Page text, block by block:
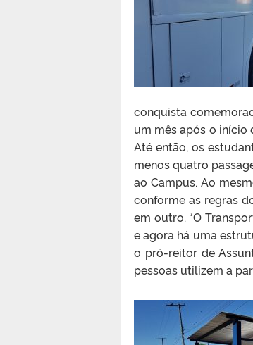
conquista
um mês após o início
Até então, os
menos quatro
ao Campus. Ao
conforme as regras
em outro. “O
e agora há uma
o pró-reitor de
pessoas utilizem a